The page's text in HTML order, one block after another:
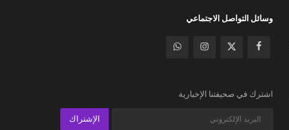
وسائل التواصل الاجتماعي
اشترك في صحيفتنا الإخبارية
الإشتراك